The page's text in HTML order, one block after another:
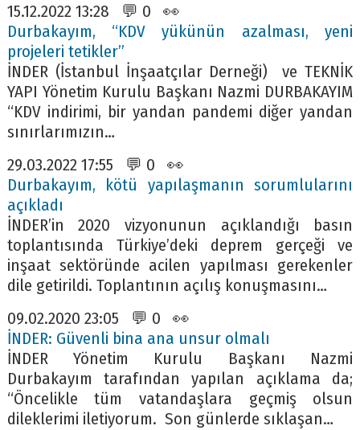
15.12.2022 13:28 💬 0 👀
Durbakayım, “KDV yükünün azalması, yeni
projeleri tetikler”
İNDER (İstanbul İnşaatçılar Derneği) ve TEKNİK
YAPI Yönetim Kurulu Başkanı Nazmi DURBAKAYIM
“KDV indirimi, bir yandan pandemi diğer yandan
sınırlarımızın…
29.03.2022 17:55 💬 0 👀
Durbakayım, kötü yapılaşmanın sorumlularını
açıkladı
İNDER’in 2020 vizyonunun açıklandığı basın
toplantısında Türkiye’deki deprem gerçeği ve
inşaat sektöründe acilen yapılması gerekenler
dile getirildi. Toplantının açılış konuşmasını…
09.02.2020 23:05 💬 0 👀
İNDER: Güvenli bina ana unsur olmalı
İNDER Yönetim Kurulu Başkanı Nazmi
Durbakayım tarafından yapılan açıklama da;
“Öncelikle tüm vatandaşlara geçmiş olsun
dileklerimi iletiyorum. Son günlerde sıklaşan…